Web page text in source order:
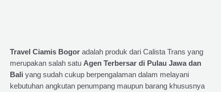
Travel Ciamis Bogor adalah produk dari Calista Trans yang
merupakan salah satu Agen Terbersar di Pulau Jawa dan
Bali yang sudah cukup berpengalaman dalam melayani
kebutuhan angkutan penumpang maupun barang khususnya